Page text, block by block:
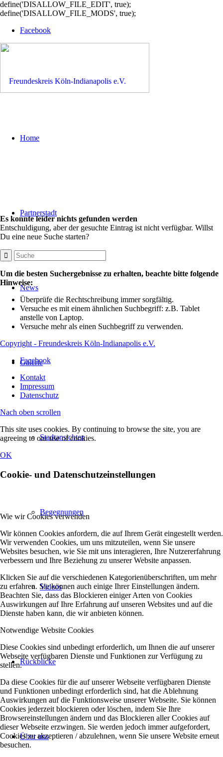
define('DISALLOW_FILE_EDIT', true);
define('DISALLOW_FILE_MODS', true);
Facebook
Home
Partnerstadt
News
Galerie
Stadtansichten
Begegnungen
Videos
Rückblicke
Über uns
Es konnte leider nichts gefunden werden
Entschuldigung, aber der gesuchte Eintrag ist nicht verfügbar. Willst
Du eine neue Suche starten?
Um die besten Suchergebnisse zu erhalten, beachte bitte folgende
Hinweise:
Überprüfe die Rechtschreibung immer sorgfältig.
Versuche es mit einem ähnlichen Suchbegriff: z.B. Tablet
anstelle von Laptop.
Versuche mehr als einen Suchbegriff zu verwenden.
Copyright - Freundeskreis Köln-Indianapolis e.V.
Facebook
Kontakt
Impressum
Datenschutz
Nach oben scrollen
This site uses cookies. By continuing to browse the site, you are
agreeing to our use of cookies.
OK
Cookie- und Datenschutzeinstellungen
Wie wir Cookies verwenden
Wir können Cookies anfordern, die auf Ihrem Gerät eingestellt werden.
Wir verwenden Cookies, um uns mitzuteilen, wenn Sie unsere
Websites besuchen, wie Sie mit uns interagieren, Ihre Nutzererfahrung
verbessern und Ihre Beziehung zu unserer Website anpassen.
Klicken Sie auf die verschiedenen Kategorienüberschriften, um mehr
zu erfahren. Sie können auch einige Ihrer Einstellungen ändern.
Beachten Sie, dass das Blockieren einiger Arten von Cookies
Auswirkungen auf Ihre Erfahrung auf unseren Websites und auf die
Dienste haben kann, die wir anbieten können.
Notwendige Website Cookies
Diese Cookies sind unbedingt erforderlich, um Ihnen die auf unserer
Webseite verfügbaren Dienste und Funktionen zur Verfügung zu
stellen.
Da diese Cookies für die auf unserer Webseite verfügbaren Dienste
und Funktionen unbedingt erforderlich sind, hat die Ablehnung
Auswirkungen auf die Funktionsweise unserer Webseite. Sie können
Cookies jederzeit blockieren oder löschen, indem Sie Ihre
Browsereinstellungen ändern und das Blockieren aller Cookies auf
dieser Webseite erzwingen. Sie werden jedoch immer aufgefordert,
Cookies zu akzeptieren / abzulehnen, wenn Sie unsere Website erneut
besuchen.